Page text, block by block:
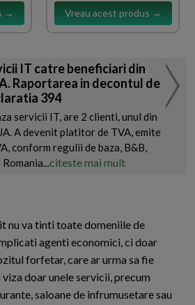
→ Vreau acest produs →
IT catre beneficiari din
Raportarea in decontul de
394
servicii IT, are 2 clienti, unul din
A devenit platitor de TVA, emite
conform regulii de baza, B&B,
citeste mai mult
nu va tinti toate domeniile de
agenti economici, ci doar
forfetar, care ar urma sa fie
doar unele servicii, precum
saloane de infrumusetare sau